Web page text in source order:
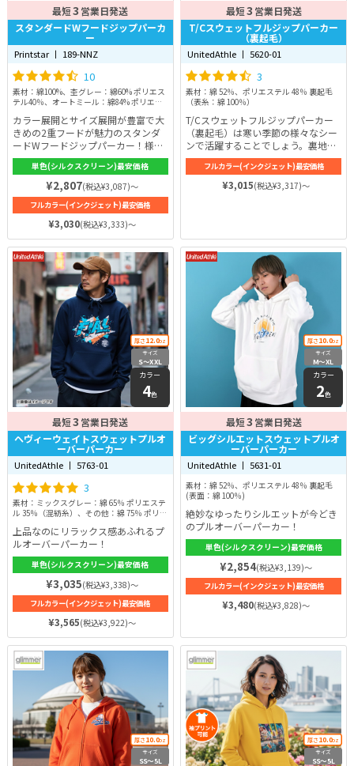
最短3 営業日発送
スタンダードWフードジップパーカ
ー
Printstar 丨 189-NNZ
10
素材：綿100%、杢グレー：綿60% ポリエス
テル40％、オートミール：綿84% ポリエス
カラー展開とサイズ展開が豊富で大
きめの2重フードが魅力のスタンダ
ードWフードジップパーカー！様々
なコーデに活用いただけるパーカー
です。単色(シルクスクリーン)最安価格
¥2,807(税込¥3,087)～
フルカラー(インクジェット)最安価格
¥3,030(税込¥3,333)～
最短3 営業日発送
T/Cスウェットフルジップパーカー
（裏起毛）
UnitedAthle 丨 5620-01
3
素材：綿 52％、ポリエステル 48％ 裏起毛
（表糸：綿 100％）
T/Cスウェットフルジップパーカー
（裏起毛）は寒い季節の様々なシー
ンで活躍することでしょう。裏地が
ふわふわ感にこだわった保温性の高
い裏起毛にしながら、T/C（綿×ポ
リエステル）の生地を採用すること
で軽くて丈夫なスウェットフルジッ
フルカラー(インクジェット)最安価格
¥3,015(税込¥3,317)～
厚さ12.0oz
サイズ
S〜XXL
カラー
4色
最短3 営業日発送
ヘヴィーウェイトスウェットプルオ
ーバーパーカー
UnitedAthle 丨 5763-01
3
素材：ミックスグレー：綿 65％ ポリエステ
ル 35％（混紡糸）、その他：綿 75％ ポリエ
上品なのにリラックス感あふれるプ
ルオーバーパーカー！
単色(シルクスクリーン)最安価格
¥3,035(税込¥3,338)～
フルカラー(インクジェット)最安価格
¥3,565(税込¥3,922)～
厚さ10.0oz
サイズ
M〜XL
カラー
2色
最短3 営業日発送
ビッグシルエットスウェットプルオ
ーバーパーカー
UnitedAthle 丨 5631-01
素材：綿 52％、ポリエステル 48％ 裏起毛
(表面：綿 100％)
絶妙なゆったりシルエットが今どき
のプルオーバーパーカー！
単色(シルクスクリーン)最安価格
¥2,854(税込¥3,139)～
フルカラー(インクジェット)最安価格
¥3,480(税込¥3,828)～
厚さ10.0oz
サイズ
SS〜5L
厚さ10.0oz
サイズ
SS〜5L